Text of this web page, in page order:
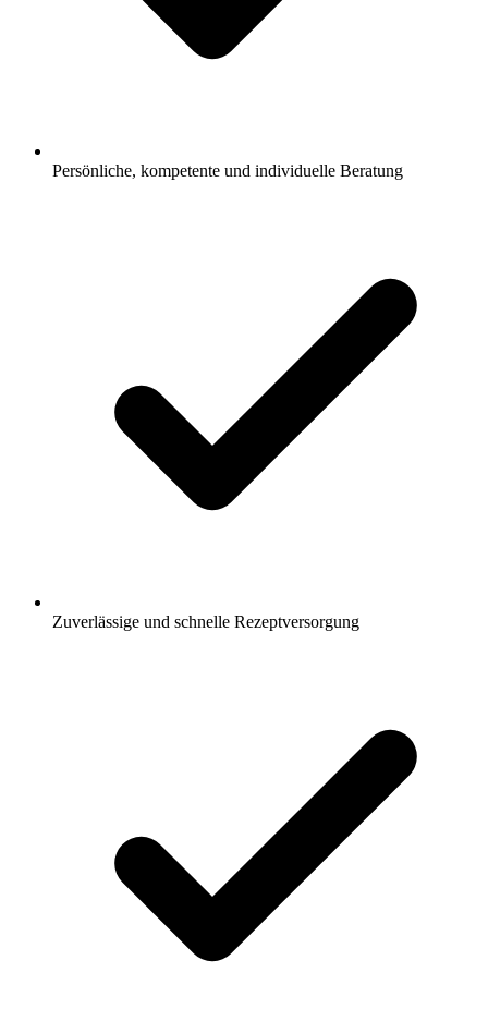
Persönliche, kompetente und individuelle Beratung
Zuverlässige und schnelle Rezeptversorgung